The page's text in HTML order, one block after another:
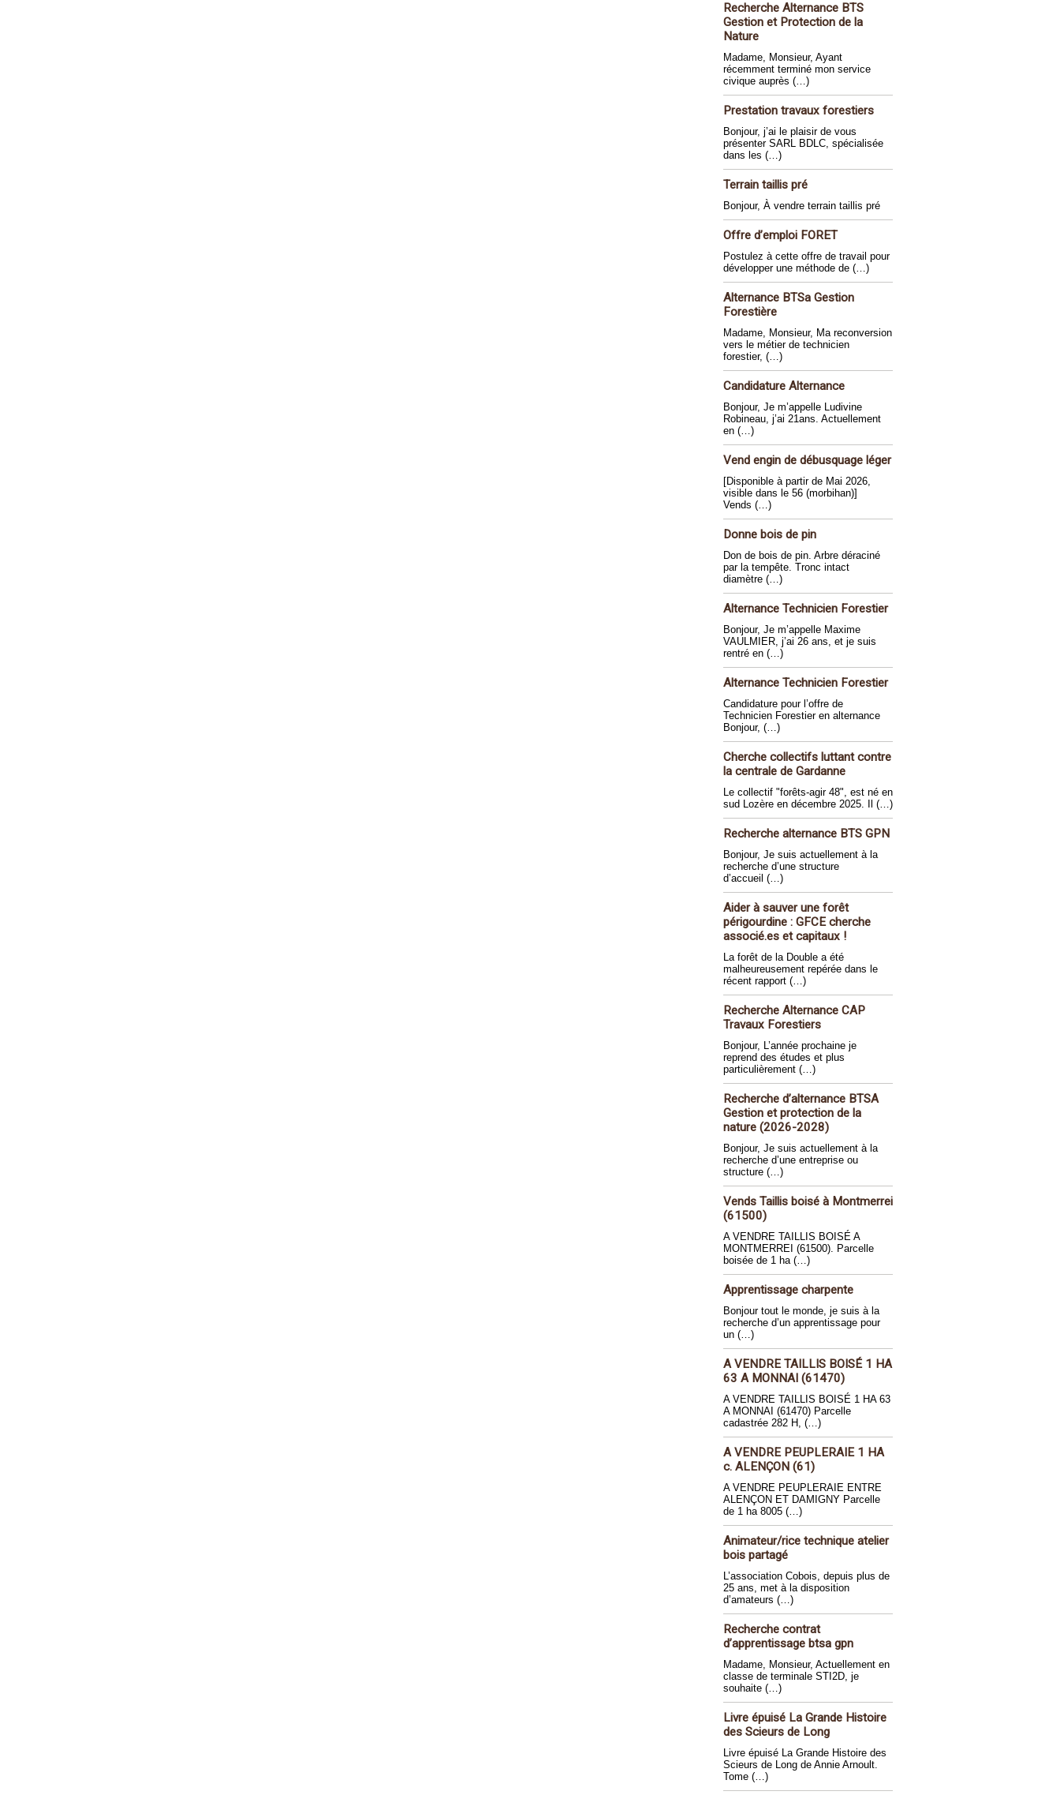
Recherche Alternance BTS
Gestion et Protection de la
Nature
Madame, Monsieur, Ayant
récemment terminé mon service
civique auprès (…)
Prestation travaux forestiers
Bonjour, j’ai le plaisir de vous
présenter SARL BDLC, spécialisée
dans les (…)
Terrain taillis pré
Bonjour, À vendre terrain taillis pré
Offre d’emploi FORET
Postulez à cette offre de travail pour
développer une méthode de (…)
Alternance BTSa Gestion
Forestière
Madame, Monsieur, Ma reconversion
vers le métier de technicien
forestier, (…)
Candidature Alternance
Bonjour, Je m’appelle Ludivine
Robineau, j’ai 21ans. Actuellement
en (…)
Vend engin de débusquage léger
[Disponible à partir de Mai 2026,
visible dans le 56 (morbihan)]
Vends (…)
Donne bois de pin
Don de bois de pin. Arbre déraciné
par la tempête. Tronc intact
diamètre (…)
Alternance Technicien Forestier
Bonjour, Je m’appelle Maxime
VAULMIER, j’ai 26 ans, et je suis
rentré en (…)
Alternance Technicien Forestier
Candidature pour l’offre de
Technicien Forestier en alternance
Bonjour, (…)
Cherche collectifs luttant contre
la centrale de Gardanne
Le collectif "forêts-agir 48", est né en
sud Lozère en décembre 2025. Il (…)
Recherche alternance BTS GPN
Bonjour, Je suis actuellement à la
recherche d’une structure
d’accueil (…)
Aider à sauver une forêt
périgourdine : GFCE cherche
associé.es et capitaux !
La forêt de la Double a été
malheureusement repérée dans le
récent rapport (…)
Recherche Alternance CAP
Travaux Forestiers
Bonjour, L’année prochaine je
reprend des études et plus
particulièrement (…)
Recherche d’alternance BTSA
Gestion et protection de la
nature (2026-2028)
Bonjour, Je suis actuellement à la
recherche d’une entreprise ou
structure (…)
Vends Taillis boisé à Montmerrei
(61500)
A VENDRE TAILLIS BOISÉ A
MONTMERREI (61500). Parcelle
boisée de 1 ha (…)
Apprentissage charpente
Bonjour tout le monde, je suis à la
recherche d’un apprentissage pour
un (…)
A VENDRE TAILLIS BOISÉ 1 HA
63 A MONNAI (61470)
A VENDRE TAILLIS BOISÉ 1 HA 63
A MONNAI (61470) Parcelle
cadastrée 282 H, (…)
A VENDRE PEUPLERAIE 1 HA
c. ALENÇON (61)
A VENDRE PEUPLERAIE ENTRE
ALENÇON ET DAMIGNY Parcelle
de 1 ha 8005 (…)
Animateur/rice technique atelier
bois partagé
L’association Cobois, depuis plus de
25 ans, met à la disposition
d’amateurs (…)
Recherche contrat
d’apprentissage btsa gpn
Madame, Monsieur, Actuellement en
classe de terminale STI2D, je
souhaite (…)
Livre épuisé La Grande Histoire
des Scieurs de Long
Livre épuisé La Grande Histoire des
Scieurs de Long de Annie Arnoult.
Tome (…)